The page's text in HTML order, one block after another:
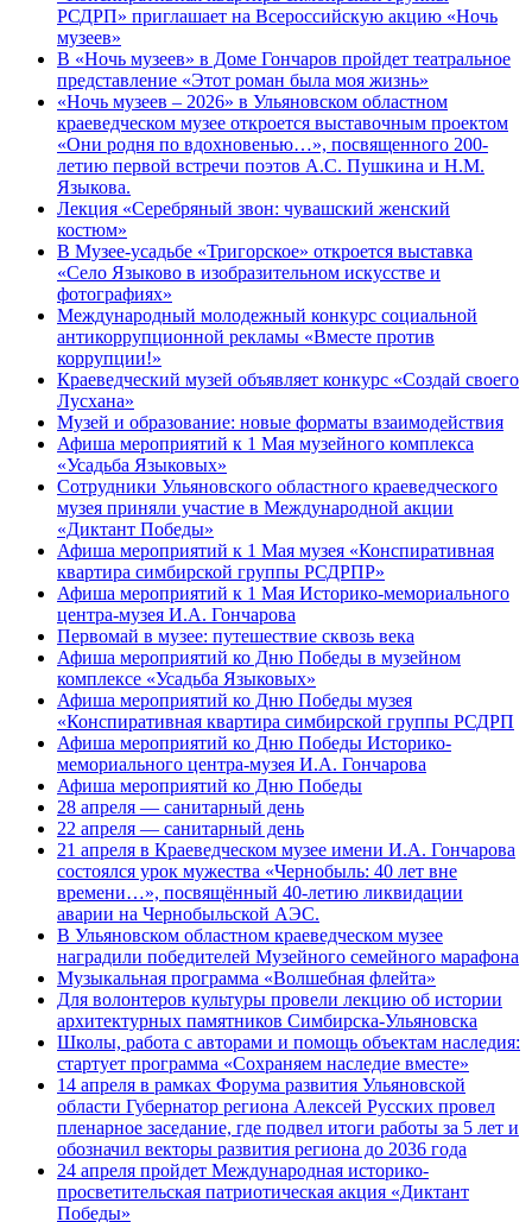
РСДРП» приглашает на Всероссийскую акцию «Ночь
музеев»
В «Ночь музеев» в Доме Гончаров пройдет театральное
представление «Этот роман была моя жизнь»
«Ночь музеев – 2026» в Ульяновском областном
краеведческом музее откроется выставочным проектом
«Они родня по вдохновенью…», посвященного 200-
летию первой встречи поэтов А.С. Пушкина и Н.М.
Языкова.
Лекция «Серебряный звон: чувашский женский
костюм»
В Музее-усадьбе «Тригорское» откроется выставка
«Село Языково в изобразительном искусстве и
фотографиях»
Международный молодежный конкурс социальной
антикоррупционной рекламы «Вместе против
коррупции!»
Краеведческий музей объявляет конкурс «Создай своего
Лусхана»
Музей и образование: новые форматы взаимодействия
Афиша мероприятий к 1 Мая музейного комплекса
«Усадьба Языковых»
Сотрудники Ульяновского областного краеведческого
музея приняли участие в Международной акции
«Диктант Победы»
Афиша мероприятий к 1 Мая музея «Конспиративная
квартира симбирской группы РСДРПР»
Афиша мероприятий к 1 Мая Историко-мемориального
центра-музея И.А. Гончарова
Первомай в музее: путешествие сквозь века
Афиша мероприятий ко Дню Победы в музейном
комплексе «Усадьба Языковых»
Афиша мероприятий ко Дню Победы музея
«Конспиративная квартира симбирской группы РСДРП
Афиша мероприятий ко Дню Победы Историко-
мемориального центра-музея И.А. Гончарова
Афиша мероприятий ко Дню Победы
28 апреля — санитарный день
22 апреля — санитарный день
21 апреля в Краеведческом музее имени И.А. Гончарова
состоялся урок мужества «Чернобыль: 40 лет вне
времени…», посвящённый 40-летию ликвидации
аварии на Чернобыльской АЭС.
В Ульяновском областном краеведческом музее
наградили победителей Музейного семейного марафона
Музыкальная программа «Волшебная флейта»
Для волонтеров культуры провели лекцию об истории
архитектурных памятников Симбирска-Ульяновска
Школы, работа с авторами и помощь объектам наследия:
стартует программа «Сохраняем наследие вместе»
14 апреля в рамках Форума развития Ульяновской
области Губернатор региона Алексей Русских провел
пленарное заседание, где подвел итоги работы за 5 лет и
обозначил векторы развития региона до 2036 года
24 апреля пройдет Международная историко-
просветительская патриотическая акция «Диктант
Победы»